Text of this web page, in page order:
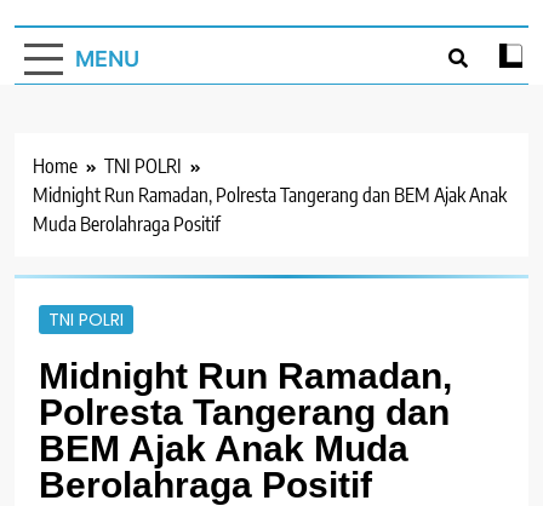
MENU
Home
TNI POLRI
Midnight Run Ramadan, Polresta Tangerang dan BEM Ajak Anak
Muda Berolahraga Positif
TNI POLRI
Midnight Run Ramadan,
Polresta Tangerang dan
BEM Ajak Anak Muda
Berolahraga Positif